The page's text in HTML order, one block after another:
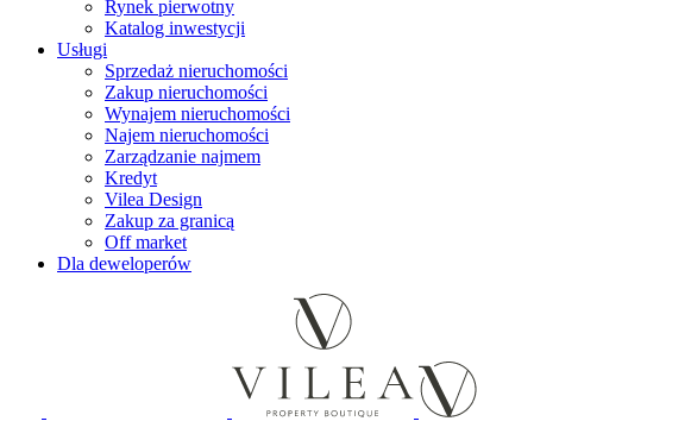
Rynek pierwotny
Katalog inwestycji
Usługi
Sprzedaż nieruchomości
Zakup nieruchomości
Wynajem nieruchomości
Najem nieruchomości
Zarządzanie najmem
Kredyt
Vilea Design
Zakup za granicą
Off market
Dla deweloperów